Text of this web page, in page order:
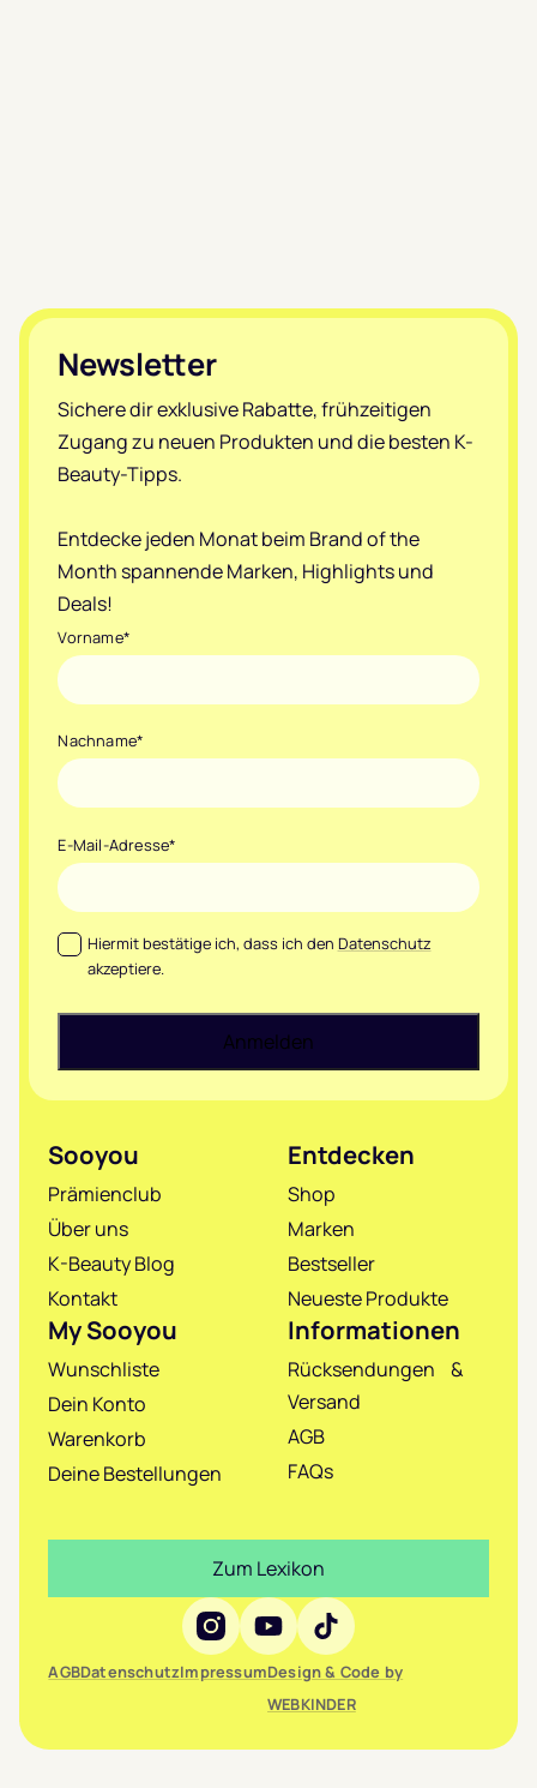
Footer
Newsletter
Sichere dir exklusive Rabatte, frühzeitigen
Zugang zu neuen Produkten und die besten K-
Beauty-Tipps.
Entdecke jeden Monat beim Brand of the
Month spannende Marken, Highlights und
Deals!
Vorname*
Nachname*
E-Mail-Adresse*
Datenschutz*
Hiermit bestätige ich, dass ich den Datenschutz
akzeptiere.
Sooyou
Prämienclub
Über uns
K-Beauty Blog
Kontakt
Entdecken
Shop
Marken
Bestseller
Neueste Produkte
My Sooyou
Wunschliste
Dein Konto
Warenkorb
Deine Bestellungen
Informationen
Rücksendungen &
Versand
AGB
FAQs
Social Media
AGBDatenschutzImpressumDesign & Code by
WEBKINDER
Zum Lexikon